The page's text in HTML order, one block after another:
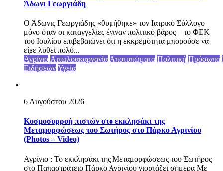
Άδωνι Γεωργιάδη
Ο Άδωνις Γεωργιάδης «θυμήθηκε» τον Ιατρικό Σύλλογο
μόνο όταν οι καταγγελίες έγιναν πολιτικό βάρος – το ΦΕΚ
του Ιουλίου επιβεβαιώνει ότι η εκκρεμότητα μπορούσε να
είχε λυθεί πολύ...
Αγρίνιο Αιτωλοακαρνανία Αποτυπώματα Πολιτική Πρόσωπα
Ειδήσεων Υγεία
6 Αυγούστου 2026
Κοσμοσυρροή πιστών στο εκκλησάκι της
Μεταμορφώσεως του Σωτήρος στο Πάρκο Αγρινίου
(Photos – Video)
Αγρίνιο : Το εκκλησάκι της Μεταμορφώσεως του Σωτήρος
στο Παπαστράτειο Πάρκο Αγρινίου γιορτάζει σήμερα Με